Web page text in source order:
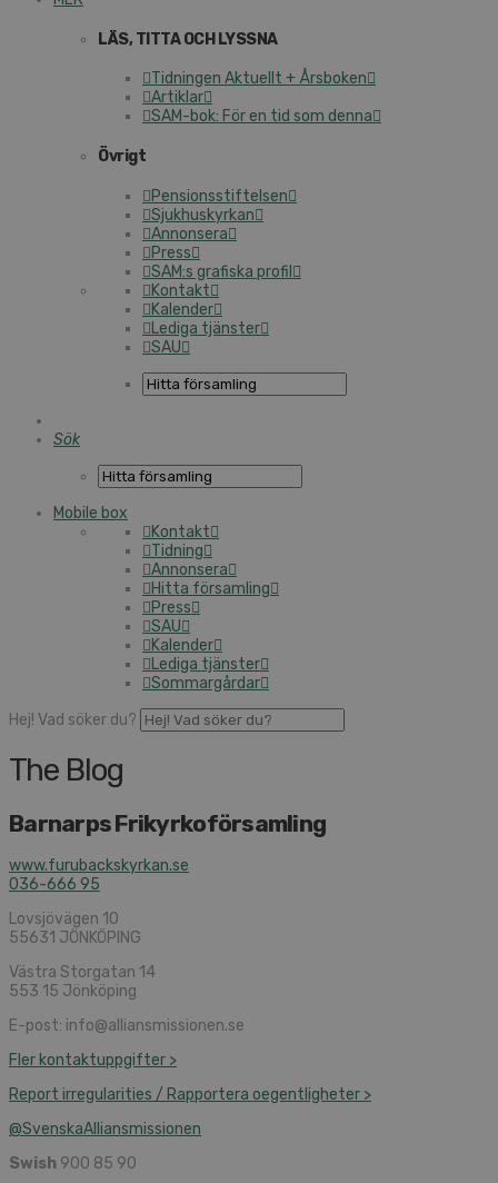
LÄS, TITTA OCH LYSSNA
Tidningen Aktuellt + Årsboken
Artiklar
SAM-bok: För en tid som denna
Övrigt
Pensionsstiftelsen
Sjukhuskyrkan
Annonsera
Press
SAM:s grafiska profil
Kontakt
Kalender
Lediga tjänster
SAU
Sök
Mobile box
Kontakt
Tidning
Annonsera
Hitta församling
Press
SAU
Kalender
Lediga tjänster
Sommargårdar
Hej! Vad söker du?
The Blog
Barnarps Frikyrkoförsamling
www.furubackskyrkan.se
036-666 95
Lovsjövägen 10
55631 JÖNKÖPING
Västra Storgatan 14
553 15 Jönköping
E-post: info@alliansmissionen.se
Fler kontaktuppgifter >
Report irregularities / Rapportera oegentligheter >
@SvenskaAlliansmissionen
Swish 900 85 90